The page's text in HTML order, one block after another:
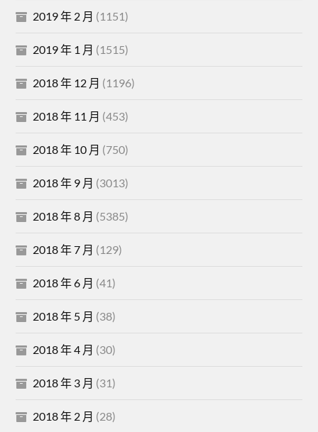
2019 年 2 月 (1151)
2019 年 1 月 (1515)
2018 年 12 月 (1196)
2018 年 11 月 (453)
2018 年 10 月 (750)
2018 年 9 月 (3013)
2018 年 8 月 (5385)
2018 年 7 月 (129)
2018 年 6 月 (41)
2018 年 5 月 (38)
2018 年 4 月 (30)
2018 年 3 月 (31)
2018 年 2 月 (28)